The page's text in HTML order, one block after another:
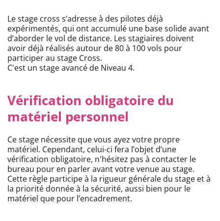
Le stage cross s’adresse à des pilotes déjà
expérimentés, qui ont accumulé une base solide avant
d’aborder le vol de distance. Les stagiaires doivent
avoir déjà réalisés autour de 80 à 100 vols pour
participer au stage Cross.
C'est un stage avancé de Niveau 4.
Vérification obligatoire du
matériel personnel
Ce stage nécessite que vous ayez votre propre
matériel. Cependant, celui-ci fera l’objet d’une
vérification obligatoire, n'hésitez pas à contacter le
bureau pour en parler avant votre venue au stage.
Cette règle participe à la rigueur générale du stage et à
la priorité donnée à la sécurité, aussi bien pour le
matériel que pour l’encadrement.